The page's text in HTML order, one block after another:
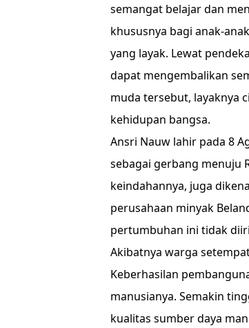
semangat belajar dan
khususnya bagi anak-
yang layak. Lewat
dapat mengembalikan
muda tersebut, layaknya
kehidupan bangsa.
Ansri Nauw lahir pada 8
sebagai gerbang menuju
keindahannya, juga
perusahaan minyak
pertumbuhan ini tidak
Akibatnya warga
Keberhasilan
manusianya. Semakin
kualitas sumber daya